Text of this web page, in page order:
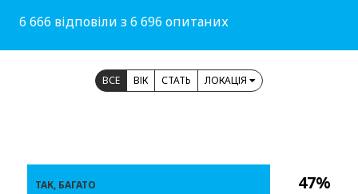
6 666 відповіли з 6 696 опитаних
ВСЕ ВІК СТАТЬ ЛОКАЦІЯ
47%
ТАК, БАГАТО